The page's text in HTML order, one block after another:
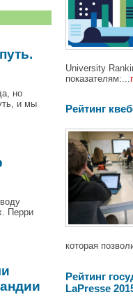
но
и мы
Перри
University
показателям:...
Pейтинг
которая
Рейтинг
LaPresse